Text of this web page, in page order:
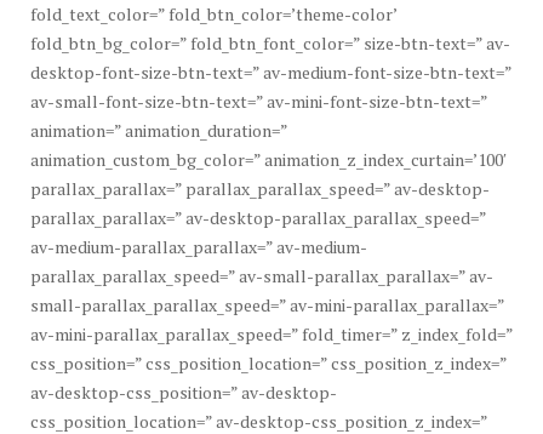
fold_text_color=” fold_btn_color=’theme-color’
fold_btn_bg_color=” fold_btn_font_color=” size-btn-text=” av-
desktop-font-size-btn-text=” av-medium-font-size-btn-text=”
av-small-font-size-btn-text=” av-mini-font-size-btn-text=”
animation=” animation_duration=”
animation_custom_bg_color=” animation_z_index_curtain=’100′
parallax_parallax=” parallax_parallax_speed=” av-desktop-
parallax_parallax=” av-desktop-parallax_parallax_speed=”
av-medium-parallax_parallax=” av-medium-
parallax_parallax_speed=” av-small-parallax_parallax=” av-
small-parallax_parallax_speed=” av-mini-parallax_parallax=”
av-mini-parallax_parallax_speed=” fold_timer=” z_index_fold=”
css_position=” css_position_location=” css_position_z_index=”
av-desktop-css_position=” av-desktop-
css_position_location=” av-desktop-css_position_z_index=”